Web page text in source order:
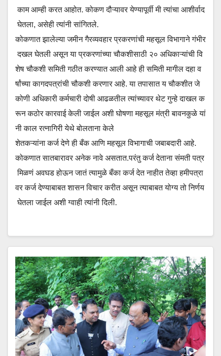
काम आम्ही करत आहोत. कोकण दौऱ्यावर येण्यापूर्वी मी त्यांचा आशीर्वाद
घेतला, असेही त्यांनी सांगितले.
कोकणात झालेल्या जमीन गैरव्यवहार प्रकरणांची महसूल विभागाने गंभीर
दखल घेतली असून या प्रकरणांच्या चौकशीसाठी २० अधिकाऱ्यांची वि
शेष चौकशी समिती गठीत करण्यात आली आहे ही समिती मागील दहा व
र्षांच्या कागदपत्रांची चौकशी करणार आहे. या तपासात य चौकशीत जे
कोणी अधिकारी कर्मचारी दोषी आढळतील त्यांच्यावर थेट गुन्हे दाखल क
रून कठोर कारवाई केली जाईल अशी घोषणा महसूल मंत्री बावनकुळे यां
नी काल रत्नागिरी येथे बोलताना केले
शेतकऱ्यांना कर्ज देणे ही बँक आणि महसूल विभागाची जबाबदारी आहे.
कोकणात सातबारावर अनेक नावे असतात.परंतु कर्ज देताना संमती पत्र
मिळणं अवघड होऊन जातं त्यामुळे बँका कर्ज देत नाहीत तेव्हा हमीपत्रा
वर कर्ज देण्याबाबत शासन विचार करीत असून त्याबाबत योग्य तो निर्णय
घेतला जाईल अशी ग्वाही त्यांनी दिली.